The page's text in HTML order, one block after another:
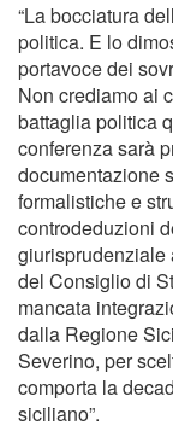
“La bocciatura
politica. E lo
portavoce dei
Non crediamo ai
battaglia politica
conferenza sarà
documentazione
formalistiche e
controdeduzioni
giurisprudenziale
del Consiglio di
mancata
dalla Regione
Severino, per
comporta la
siciliano”.